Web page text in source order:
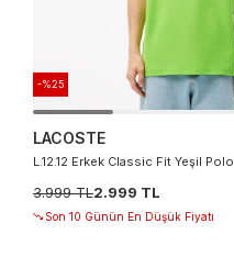
-%25
LACOSTE
L.12.12 Erkek Classic Fit Yeşil Polo
3.999 TL2.999 TL
Son 10 Günün En Düşük Fiyatı